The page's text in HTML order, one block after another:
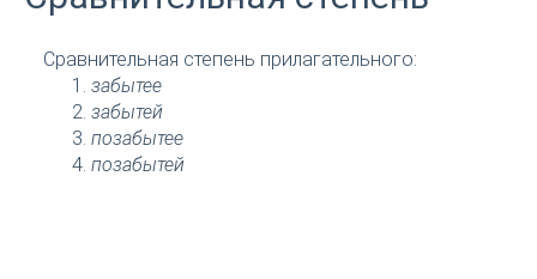
Сравнительная степень прилагательного:
забытее
забытей
позабытее
позабытей